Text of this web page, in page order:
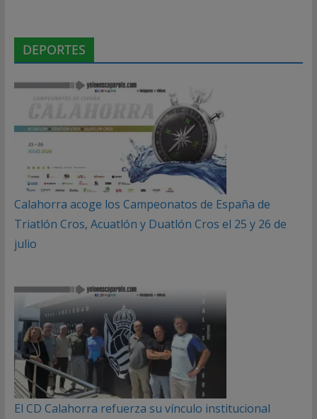
DEPORTES
Calahorra acoge los Campeonatos de España de
Triatlón Cros, Acuatlón y Duatlón Cros el 25 y 26 de
julio
El CD Calahorra refuerza su vínculo institucional